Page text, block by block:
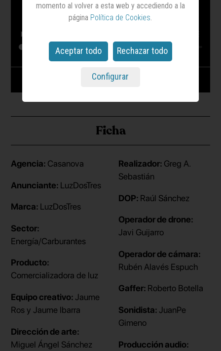
LA LUZ DEL FARO_ El cuento de Navidad
Ficha
Agencia: Casanova
Anunciante: LuzDosTres
Marca: LuzDosTres
Sector:
Energía/Carburantes
Producto:
Comercializadora de luz
Equipo creativo:Jaume
Ros y Jaume Ibarra
Dirección de arte:
Miguel Ángel Sánchez
Realizador: Greg A.
Sebastián
DOP: Raúl Sánchez
Operador de drone:
Javi Guijarro
Operador de cámara:
Rubén Alavés Espuch
Gaffer: Roberto Botella
Sonidista:JuanPe
Gimeno
Producción audio:
momento al volver a esta web y accediendo a la
página Política de Cookies.
Aceptar todo Rechazar todo
Configurar